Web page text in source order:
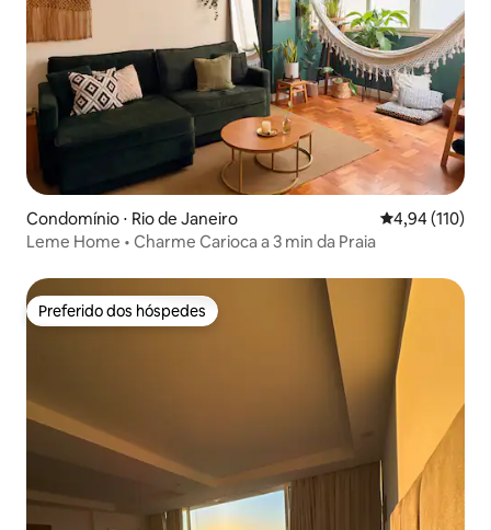
Condomínio ⋅ Rio de Janeiro 4,94 de uma
4,94 (110)
Leme Home • Charme Carioca a 3 min da Praia
Preferido dos hóspedes
Preferido dos hóspedes